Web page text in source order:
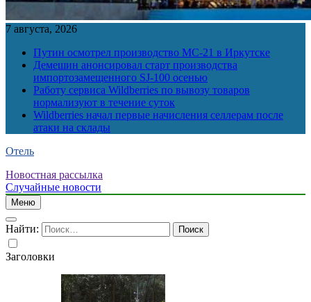
7 августа, 2026
Путин осмотрел производство МС-21 в Иркутске
Демешин анонсировал старт производства
импортозамещенного SJ-100 осенью
Работу сервиса Wildberries по вывозу товаров
нормализуют в течение суток
Wildberries начал первые начисления селлерам после
атаки на склады
Отель
Новостная рассылка
Случайные новости
Меню
Найти:
Заголовки